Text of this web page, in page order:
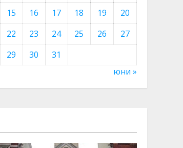
15 16 17 18 19
20
22 23 24 25 26
27
29 30
31
юни »